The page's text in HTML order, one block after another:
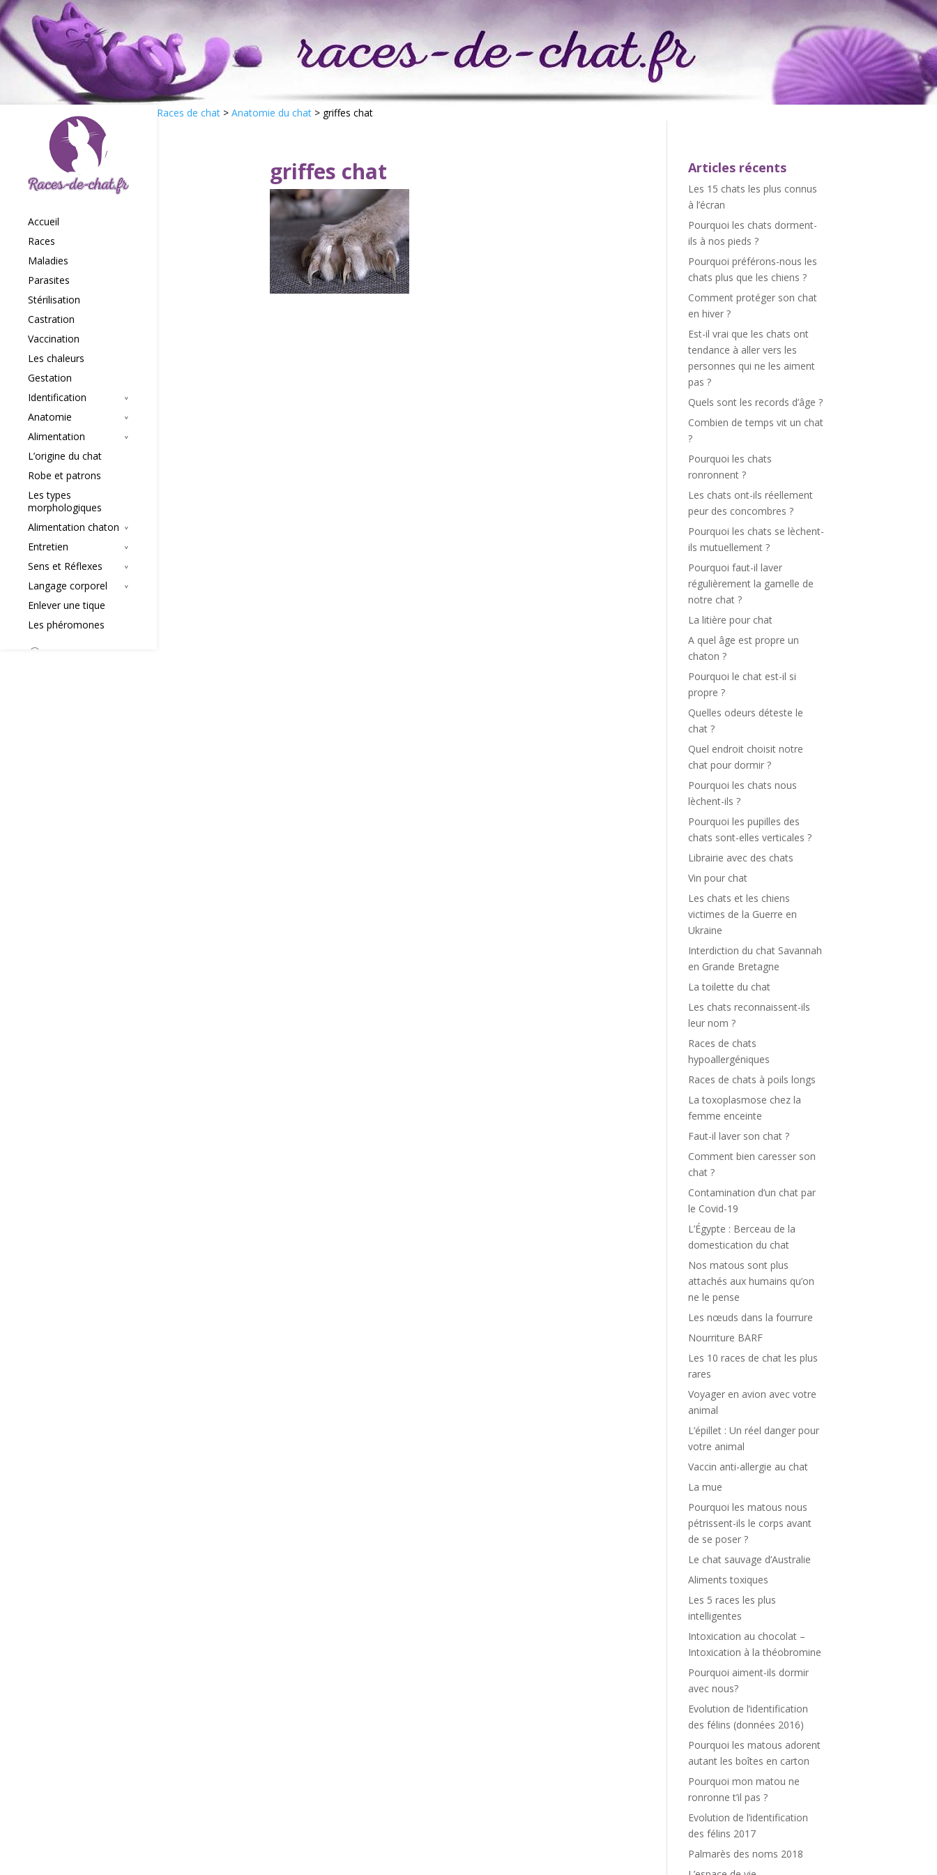
Accueil
Races
Maladies
Parasites
Stérilisation
Castration
Vaccination
Les chaleurs
Gestation
Identification
Anatomie
Alimentation
L’origine du chat
Robe et patrons
Les types
morphologiques
Alimentation chaton
Entretien
Sens et Réflexes
Langage corporel
Enlever une tique
Les phéromones
Races de chat > Anatomie du chat > griffes chat
griffes chat Articles récents
Les 15 chats les plus connus
à l’écran
Pourquoi les chats dorment-
ils à nos pieds ?
Pourquoi préférons-nous les
chats plus que les chiens ?
Comment protéger son chat
en hiver ?
Est-il vrai que les chats ont
tendance à aller vers les
personnes qui ne les aiment
pas ?
Quels sont les records d’âge ?
Combien de temps vit un chat
?
Pourquoi les chats
ronronnent ?
Les chats ont-ils réellement
peur des concombres ?
Pourquoi les chats se lèchent-
ils mutuellement ?
Pourquoi faut-il laver
régulièrement la gamelle de
notre chat ?
La litière pour chat
A quel âge est propre un
chaton ?
Pourquoi le chat est-il si
propre ?
Quelles odeurs déteste le
chat ?
Quel endroit choisit notre
chat pour dormir ?
Pourquoi les chats nous
lèchent-ils ?
Pourquoi les pupilles des
chats sont-elles verticales ?
Librairie avec des chats
Vin pour chat
Les chats et les chiens
victimes de la Guerre en
Ukraine
Interdiction du chat Savannah
en Grande Bretagne
La toilette du chat
Les chats reconnaissent-ils
leur nom ?
Races de chats
hypoallergéniques
Races de chats à poils longs
La toxoplasmose chez la
femme enceinte
Faut-il laver son chat ?
Comment bien caresser son
chat ?
Contamination d’un chat par
le Covid-19
L’Égypte : Berceau de la
domestication du chat
Nos matous sont plus
attachés aux humains qu’on
ne le pense
Les nœuds dans la fourrure
Nourriture BARF
Les 10 races de chat les plus
rares
Voyager en avion avec votre
animal
L’épillet : Un réel danger pour
votre animal
Vaccin anti-allergie au chat
La mue
Pourquoi les matous nous
pétrissent-ils le corps avant
de se poser ?
Le chat sauvage d’Australie
Aliments toxiques
Les 5 races les plus
intelligentes
Intoxication au chocolat –
Intoxication à la théobromine
Pourquoi aiment-ils dormir
avec nous?
Evolution de l’identification
des félins (données 2016)
Pourquoi les matous adorent
autant les boîtes en carton
Pourquoi mon matou ne
ronronne t’il pas ?
Evolution de l’identification
des félins 2017
Palmarès des noms 2018